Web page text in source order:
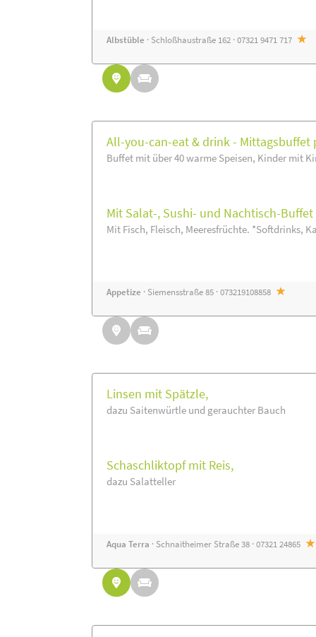
Albstüble · Schloßhaustraße 162 · 07321 9471 717
All-you-can-eat & drink - Mittagsbuffet
Buffet mit über 40 warme Speisen, Kinder mit
Mit Salat-, Sushi- und Nachtisch-
Mit Fisch, Fleisch, Meeresfrüchte. *Softdrinks,
Appetize · Siemensstraße 85 · 073219108858
Linsen mit Spätzle,
dazu Saitenwürtle und gerauchter Bauch
Schaschliktopf mit Reis,
dazu Salatteller
Aqua Terra · Schnaitheimer Straße 38 · 07321 24865